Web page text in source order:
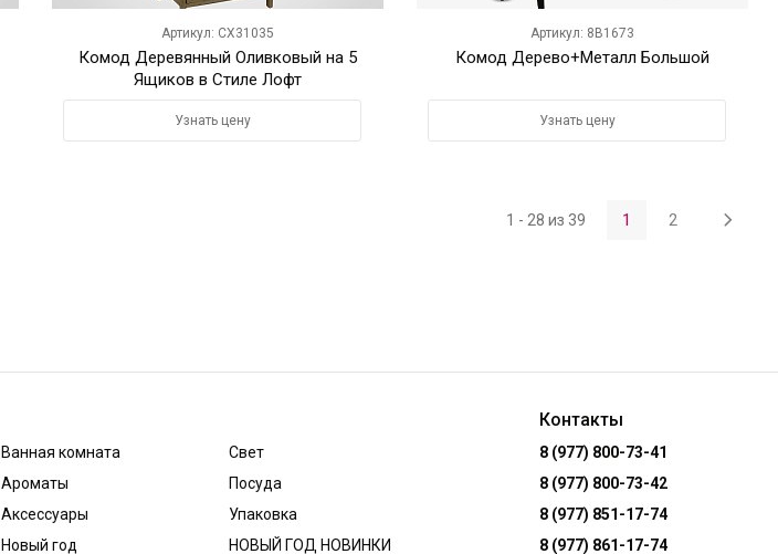
Артикул: CX31035
Комод Деревянный Оливковый на 5
Ящиков в Стиле Лофт
Узнать цену
Артикул: 8B1673
Комод Дерево+Металл Большой
Узнать цену
1 - 28 из 39 1 2
Ванная комната
Свет
Ароматы
Посуда
Аксессуары
Упаковка
Новый год НОВЫЙ ГОД НОВИНКИ
Контакты
8 (977) 800-73-41
8 (977) 800-73-42
8 (977) 851-17-74
8 (977) 861-17-74